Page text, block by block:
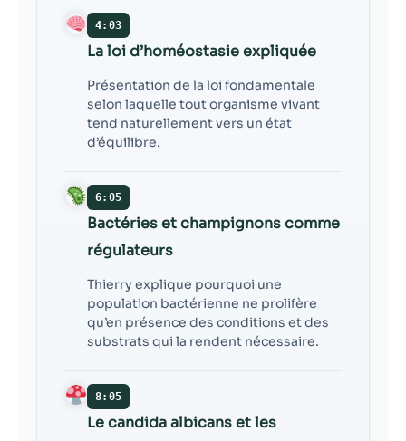
4:03
La loi d’homéostasie expliquée
Présentation de la loi fondamentale
selon laquelle tout organisme vivant
tend naturellement vers un état
d’équilibre.
6:05
Bactéries et champignons comme
régulateurs
Thierry explique pourquoi une
population bactérienne ne prolifère
qu’en présence des conditions et des
substrats qui la rendent nécessaire.
8:05
Le candida albicans et les